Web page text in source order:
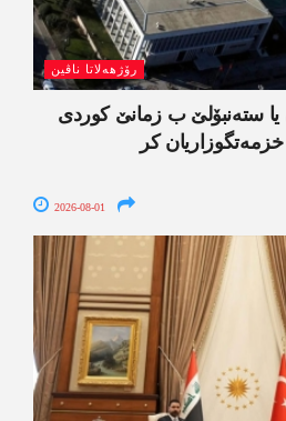
رۆژھەلاتا ناڤین
یا ستەنبۆلێ ب زمانێ کوردی
کر
2026-08-01